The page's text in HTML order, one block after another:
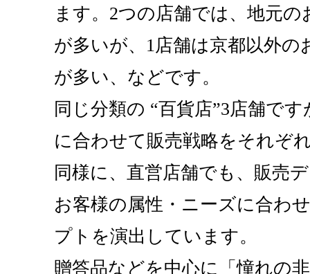
ます。2つの店舗では、地元の
が多いが、1店舗は京都以外の
が多い、などです。
同じ分類の “百貨店”3店舗で
に合わせて販売戦略をそれぞ
同様に、直営店舗でも、販売
お客様の属性・ニーズに合わ
プトを演出しています。
贈答品などを中心に「憧れの